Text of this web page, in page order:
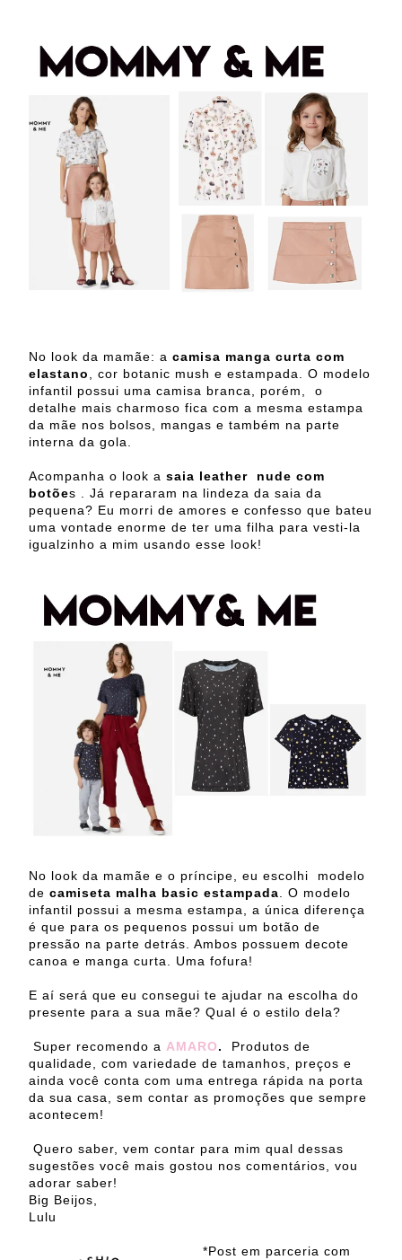
No look da mamãe: a camisa manga curta com
elastano
, cor botanic mush e estampada. O modelo
infantil possui uma camisa branca, porém,
o
detalhe mais charmoso fica com a mesma estampa
da mãe nos bolsos, mangas e também na parte
interna da gola.
Acompanha o look a saia leather
nude com
botões . Já repararam na lindeza da saia da
pequena? Eu morri de amores e confesso que bateu
uma vontade enorme de ter uma filha para vesti-la
igualzinho a mim usando esse look!
No look da mamãe e o príncipe, eu escolhi
modelo
de camiseta malha basic estampada . O modelo
infantil possui a mesma estampa, a única diferença
é que para os pequenos possui um botão de
pressão na parte detrás. Ambos possuem decote
canoa e manga curta. Uma fofura!
E aí será que eu consegui te ajudar na escolha do
presente para a sua mãe? Qual é o estilo dela?
Super recomendo a AMARO.
Produtos de
qualidade, com variedade de tamanhos, preços e
ainda você conta com uma entrega rápida na porta
da sua casa, sem contar as promoções que sempre
acontecem!
Quero saber, vem contar para mim qual dessas
sugestões você mais gostou nos comentários, vou
adorar saber!
Big Beijos,
Lulu
*Post em parceria com